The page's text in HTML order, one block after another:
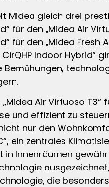
Midea gleich drei
für den „Midea Air
für den „Midea Fresh
Indoor Hybrid“
Bemühungen,
„Midea Air Virtuoso
und effizient zu
nur den
ein zentrales
Innenräumen
die